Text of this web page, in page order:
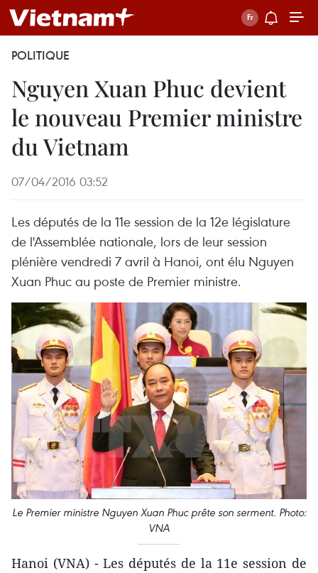
POLITIQUE
Nguyen Xuan Phuc devient
le nouveau Premier ministre
du Vietnam
07/04/2016 03:52
Les députés de la 11e session de la 12e législature
de l'Assemblée nationale, lors de leur session
plénière vendredi 7 avril à Hanoi, ont élu Nguyen
Xuan Phuc au poste de Premier ministre.
Le Premier ministre Nguyen Xuan Phuc prête son serment. Photo:
VNA
Hanoi (VNA) - Les députés de la 11e session de